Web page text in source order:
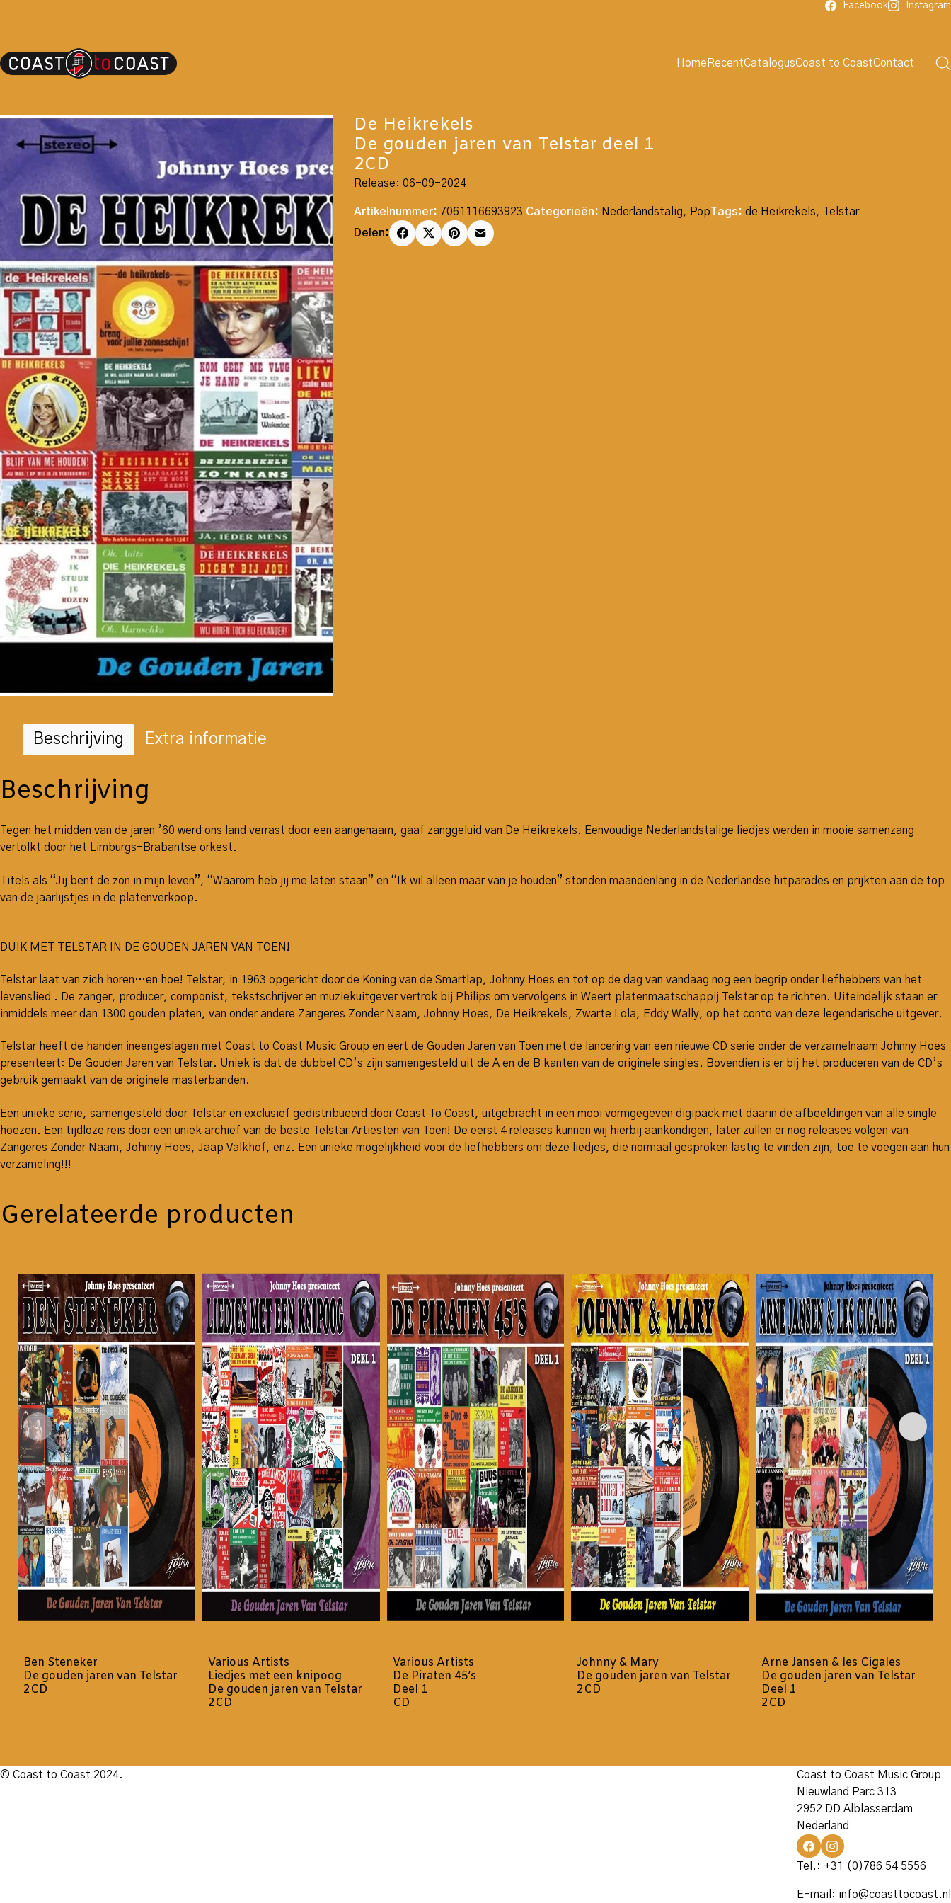
Facebook Instagram
Home RecentCatalogusCoast to CoastContact
De Heikrekels
De gouden jaren van Telstar deel 1
2CD
Release: 06-09-2024
Artikelnummer: 7061116693923 Categorieën: Nederlandstalig, PopTags: de Heikrekels,
Telstar
Delen:
Beschrijving Extra informatie
Beschrijving
Tegen het midden van de jaren ’60 werd ons land verrast door een aangenaam, gaaf zanggeluid van De Heikrekels. Eenvoudige Nederlandstalige liedjes werden in mooie samenzang
vertolkt door het Limburgs-Brabantse orkest.
Titels als “Jij bent de zon in mijn leven”, “Waarom heb jij me laten staan” en “Ik wil alleen maar van je houden” stonden maandenlang in de Nederlandse hitparades en prijkten aan de top
van de jaarlijstjes in de platenverkoop.
DUIK MET TELSTAR IN DE GOUDEN JAREN VAN TOEN!
Telstar laat van zich horen…en hoe! Telstar, in 1963 opgericht door de Koning van de Smartlap, Johnny Hoes en tot op de dag van vandaag nog een begrip onder liefhebbers van het
levenslied . De zanger, producer, componist, tekstschrijver en muziekuitgever vertrok bij Philips om vervolgens in Weert platenmaatschappij Telstar op te richten. Uiteindelijk staan er
inmiddels meer dan 1300 gouden platen, van onder andere Zangeres Zonder Naam, Johnny Hoes, De Heikrekels, Zwarte Lola, Eddy Wally, op het conto van deze legendarische uitgever.
Telstar heeft de handen ineengeslagen met Coast to Coast Music Group en eert de Gouden Jaren van Toen met de lancering van een nieuwe CD serie onder de verzamelnaam Johnny Hoes
presenteert: De Gouden Jaren van Telstar. Uniek is dat de dubbel CD’s zijn samengesteld uit de A en de B kanten van de originele singles. Bovendien is er bij het produceren van de CD’s
gebruik gemaakt van de originele masterbanden.
Een unieke serie, samengesteld door Telstar en exclusief gedistribueerd door Coast To Coast, uitgebracht in een mooi vormgegeven digipack met daarin de afbeeldingen van alle single
hoezen. Een tijdloze reis door een uniek archief van de beste Telstar Artiesten van Toen! De eerst 4 releases kunnen wij hierbij aankondigen, later zullen er nog releases volgen van
Zangeres Zonder Naam, Johnny Hoes, Jaap Valkhof, enz. Een unieke mogelijkheid voor de liefhebbers om deze liedjes, die normaal gesproken lastig te vinden zijn, toe te voegen aan hun
verzameling!!!
Gerelateerde producten
Ben Steneker
De gouden jaren van Telstar
2CD
Various Artists
Liedjes met een knipoog
De gouden jaren van Telstar
2CD
Various Artists
De Piraten 45’s
Deel 1
CD
Johnny & Mary
De gouden jaren van Telstar
2CD
Arne Jansen & les Cigales
De gouden jaren van Telstar
Deel 1
2CD
© Coast to Coast 2024.
Coast to Coast Music Group
Nieuwland Parc 313
2952 DD Alblasserdam
Nederland
Tel.: +31 (0)786 54 5556
E-mail: info@coasttocoast.nl